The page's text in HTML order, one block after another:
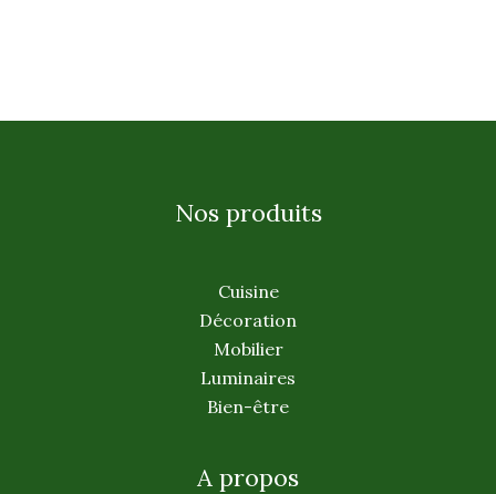
Nos produits
Cuisine
Décoration
Mobilier
Luminaires
Bien-être
A propos